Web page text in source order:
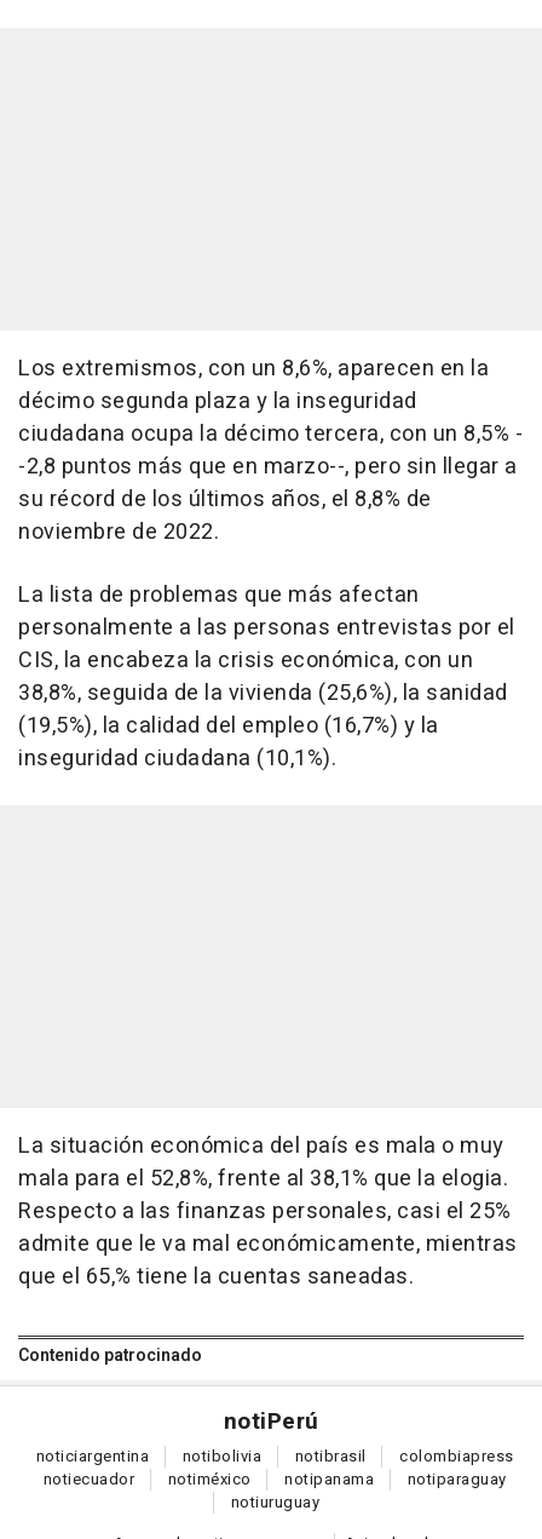
Los extremismos, con un 8,6%, aparecen en la
décimo segunda plaza y la inseguridad
ciudadana ocupa la décimo tercera, con un 8,5% -
-2,8 puntos más que en marzo--, pero sin llegar a
su récord de los últimos años, el 8,8% de
noviembre de 2022.
La lista de problemas que más afectan
personalmente a las personas entrevistas por el
CIS, la encabeza la crisis económica, con un
38,8%, seguida de la vivienda (25,6%), la sanidad
(19,5%), la calidad del empleo (16,7%) y la
inseguridad ciudadana (10,1%).
La situación económica del país es mala o muy
mala para el 52,8%, frente al 38,1% que la elogia.
Respecto a las finanzas personales, casi el 25%
admite que le va mal económicamente, mientras
que el 65,% tiene la cuentas saneadas.
Contenido patrocinado
notiPerú
noticiargentina notibolivia notibrasil colombiapress
notiecuador notiméxico notipanama notiparaguay
notiuruguay